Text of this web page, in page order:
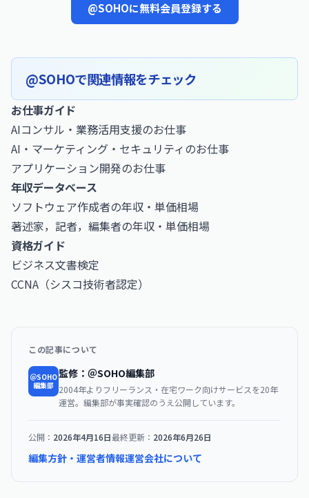
@SOHOに無料会員登録する
@SOHOで関連情報をチェック
お仕事ガイド
AIコンサル・業務活用支援のお仕事
AI・マーケティング・セキュリティのお仕事
アプリケーション開発のお仕事
年収データベース
ソフトウェア作成者の年収・単価相場
著述家，記者，編集者の年収・単価相場
資格ガイド
ビジネス文書検定
CCNA（シスコ技術者認定）
この記事について
＠SOHO
編集部
監修：＠SOHO編集部
2004年よりフリーランス・在宅ワーク向けサービスを20年
運営。編集部が事実確認のうえ公開しています。
公開： 2026年4月16日最終更新： 2026年6月26日
編集方針・運営者情報運営会社について